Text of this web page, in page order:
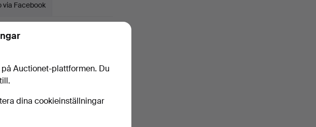
via Facebook
Auctionet-plattformen. Du
dina cookieinställningar